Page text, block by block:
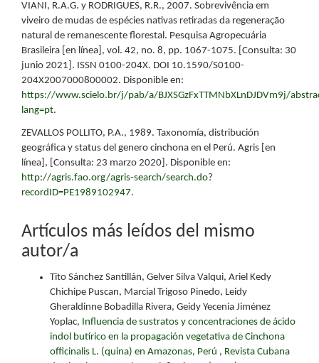
VIANI, R.A.G. y RODRIGUES, R.R., 2007. Sobrevivência em
viveiro de mudas de espécies nativas retiradas da regeneração
natural de remanescente florestal. Pesquisa Agropecuária
Brasileira [en línea], vol. 42, no. 8, pp. 1067-1075. [Consulta: 30
junio 2021]. ISSN 0100-204X. DOI 10.1590/S0100-
204X2007000800002. Disponible en:
https://www.scielo.br/j/pab/a/BJXSGzFxTTMNbXLnDJDVm9j/
lang=pt.
ZEVALLOS POLLITO, P.A., 1989. Taxonomía, distribución
geográfica y status del genero cinchona en el Perú. Agris [en
línea], [Consulta: 23 marzo 2020]. Disponible en:
http://agris.fao.org/agris-search/search.do?
recordID=PE1989102947.
Artículos más leídos del mismo
autor/a
Tito Sánchez Santillán, Gelver Silva Valqui, Ariel Kedy
Chichipe Puscan, Marcial Trigoso Pinedo, Leidy
Gheraldinne Bobadilla Rivera, Geidy Yecenia Jiménez
Yoplac, Influencia de sustratos y concentraciones de ácido
indol butírico en la propagación vegetativa de Cinchona
officinalis L. (quina) en Amazonas, Perú , Revista Cubana